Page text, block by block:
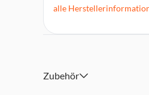
eintauchen. Kämpfe an
in einer
alle
Zubehör